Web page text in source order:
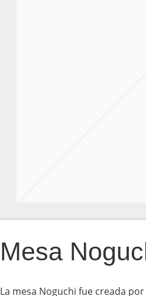
Mesa
La mesa Noguchi fue creada